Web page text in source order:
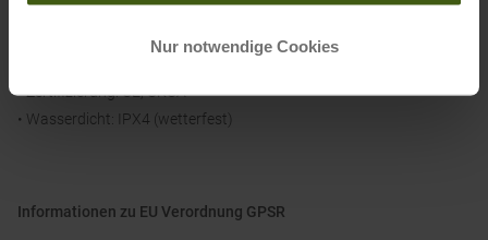
Nur notwendige Cookies
m/33 Std.
• Blinklicht: sichtbar in 400 m Entfernung während 200 Std.
• Zertifizierung: CE, UKCA
• Wasserdicht: IPX4 (wetterfest)
Informationen zu EU Verordnung GPSR